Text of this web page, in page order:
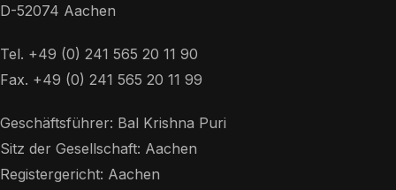
D-52074 Aachen
Tel. +49 (0) 241 565 20 11 90
Fax. +49 (0) 241 565 20 11 99
Geschäftsführer: Bal Krishna Puri
Sitz der Gesellschaft: Aachen
Registergericht: Aachen